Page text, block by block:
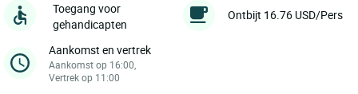
Toegang voor
gehandicapten
Ontbijt 16.76 USD/Pers
Aankomst en vertrek
Aankomst op 16:00,
Vertrek op 11:00